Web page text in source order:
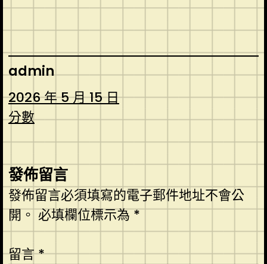
admin
2026 年 5 月 15 日
分數
發佈留言
發佈留言必須填寫的電子郵件地址不會公
開。必填欄位標示為*
留言*